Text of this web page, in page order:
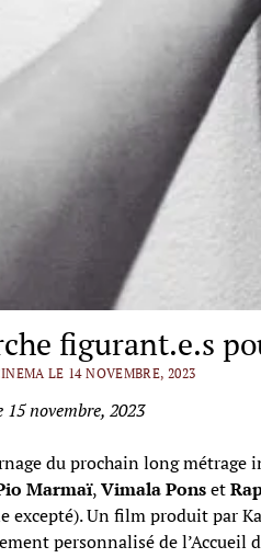
figurant.e.s
LE 14 NOVEMBRE, 2023
novembre, 2023
du prochain long métrage
Marmaï,Vimala Ponset
excepté). Un film produit par
personnalisé de l’Accueil